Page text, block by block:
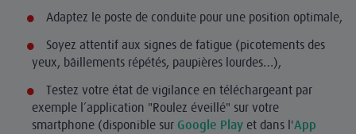
Adaptez le poste de conduite pour une position optimale,
Soyez attentif aux signes de fatigue (picotements des
yeux, bâillements répétés, paupières lourdes…),
Testez votre état de vigilance en téléchargeant par
exemple l’application "Roulez éveillé" sur votre
smartphone (disponible sur Google Play et dans l'App